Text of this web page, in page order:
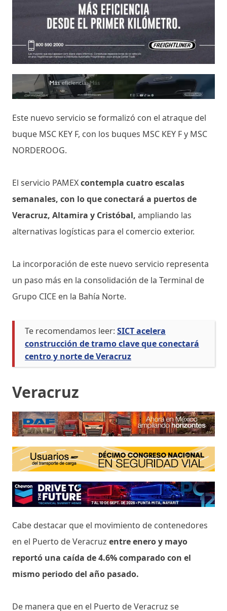
Este nuevo servicio se formalizó con el atraque del
buque MSC KEY F, con los buques MSC KEY F y MSC
NORDEROOG.
El servicio PAMEXcontempla cuatro escalas
semanales, con lo que conectará a puertos de
Veracruz, Altamira y Cristóbal, ampliando las
alternativas logísticas para el comercio exterior.
La incorporación de este nuevo servicio representa
un paso más en la consolidación de la Terminal de
Grupo CICE en la Bahía Norte.
Te recomendamos leer: SICT acelera
construcción de tramo clave que conectará
centro y norte de Veracruz
Veracruz
Cabe destacar que el movimiento de contenedores
en el Puerto de Veracruz entre enero y mayo
reportó una caída de 4.6% comparado con el
mismo periodo del año pasado.
De manera que en el Puerto de Veracruz se